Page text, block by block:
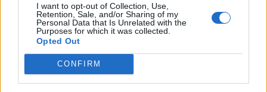
I want to opt-out of Collection, Use,
Retention, Sale, and/or Sharing of my
Personal Data that Is Unrelated with the
Purposes for which it was collected.
Opted Out
CONFIRM
6) Τι απαιτείται για την τακτοποίηση
των αυθαίρετων κατασκευών που
ανήκουν στην προαναφερόμενη
κατηγορία;